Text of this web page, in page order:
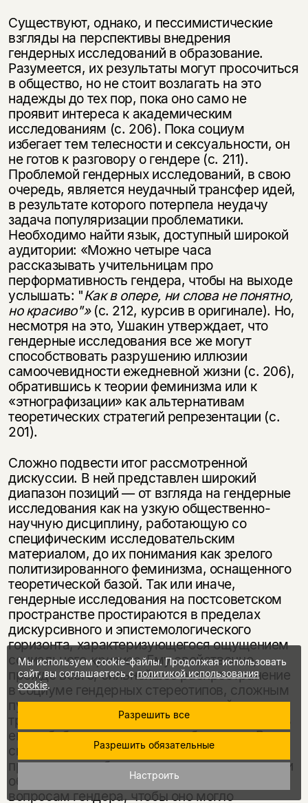
Существуют, однако, и пессимистические
взгляды на перспективы внед­рения
гендерных исследований в образование.
Разумеется, их результаты мо­гут просочиться
в общество, но не стоит возлагать на это
надежды до тех пор, пока оно само не
проявит интереса к академическим
исследованиям (с. 206). Пока социум
избегает тем телесности и сексуальности, он
не готов к разго­вору о гендере (с. 211).
Проблемой гендерных исследований, в свою
очередь, является неудачный трансфер идей,
в результате которого потерпела неудачу
задача популяризации проблематики.
Необходимо найти язык, доступный широкой
аудитории: «Можно четыре часа
рассказывать учительницам про
перформативность гендера, чтобы на выходе
услышать: "Как в опере, ни слова не понятно,
но красиво"»(с. 212, курсив в оригинале). Но,
несмотря на это, Ушакин утверждает, что
гендерные исследования все же могут
способство­вать разрушению иллюзии
самоочевидности ежедневной жизни (с. 206),
об­ратившись к теории феминизма или к
«этнографизации» как альтернативам
теоретических стратегий репрезентации (с.
201).
Сложно подвести итог рассмотренной
дискуссии. В ней представлен широ­кий
диапазон позиций — от взгляда на гендерные
исследования как на узкую общественно-
научную дисциплину, работающую со
специфическим иссле­довательским
материалом, до их понимания как зрелого
политизированного феминизма, оснащенного
теоретической базой. Так или иначе,
гендерные ис­следования на постсоветском
пространстве простираются в пределах
дискур­сивного и эпистемологического
горизонта, характеризующегося ощущением
социальногокризиса.Ему свойственно,
прежде всего, сильнейшее распростра­нение
в социуме гендерных стереотипов, сложным
путем происходящих из социальной
трансформации и следующих логике «теперь
еще и бабы предъ­являют требования». В
связи с этим возникает необходимость
просвещения общества, прежде всего элит, и
обеспечения его непрерывного внимания к
во­просам гендера, чтобы оно могло
Мы используем cookie-файлы. Продолжая использовать
сайт, вы соглашаетесь сполитикой использования
cookie.
Разрешить все
Разрешить обязательные
Настроить